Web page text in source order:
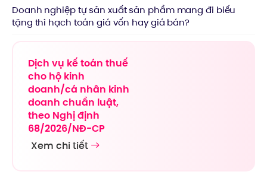
Doanh nghiệp tự sản xuất sản phẩm mang đi biếu
tặng thì hạch toán giá vốn hay giá bán?
Dịch vụ kế toán thuế
cho hộ kinh
doanh/cá nhân kinh
doanh chuẩn luật,
theo Nghị định
68/2026/NĐ-CP
Xem chi tiết